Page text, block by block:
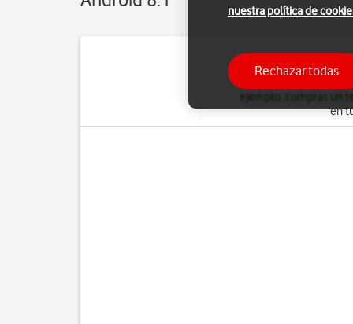
Puedes hacer una
en
nuestra política de
Rechazar todas